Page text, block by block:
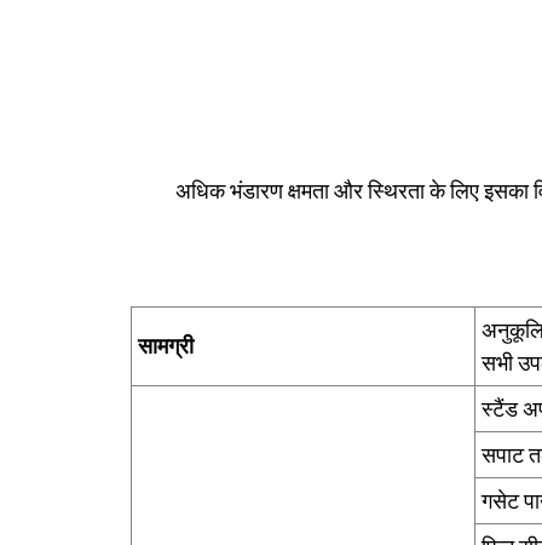
अधिक भंडारण क्षमता और स्थिरता के लिए इसका
सामग्री
सभी
स्टैंड
सपाट
गसेट